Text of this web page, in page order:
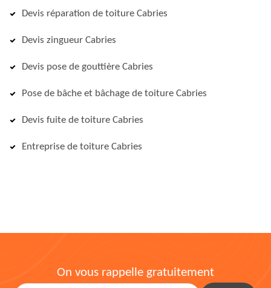
Devis réparation de toiture Cabries
Devis zingueur Cabries
Devis pose de gouttière Cabries
Pose de bâche et bâchage de toiture Cabries
Devis fuite de toiture Cabries
Entreprise de toiture Cabries
On vous rappelle gratuitement